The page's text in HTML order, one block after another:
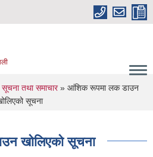
सूचना तथा समाचार» आंशिक रूपमा लक डाउन
सूचना
खोलिएको सूचना